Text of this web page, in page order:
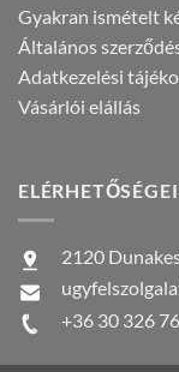
Gyakran ismételt
Általános
Adatkezelési
Vásárlói elállás
2120
+36 30 326